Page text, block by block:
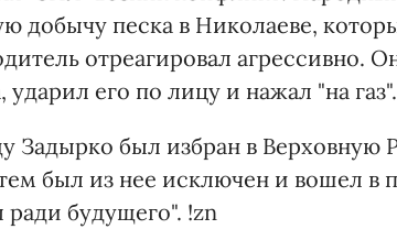
добычу песка в Николаеве,
отреагировал агрессивно.
ударил его по лицу и нажал "на газ".
Задырко был избран в
был из нее исключен и вошел в
будущего". !zn